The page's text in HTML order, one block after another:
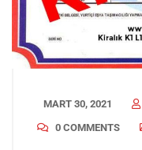
MART 30, 2021
0 COMMENTS